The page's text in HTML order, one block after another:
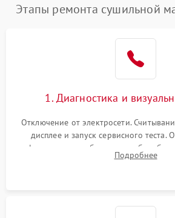
Этапы ремонта сушильной
1. Диагностика и
Отключение от электросети.
дисплее и запуск сервисного теста.
фильтра, теплообменника и
неисправностях (не сушит, не крутит
Подробнее